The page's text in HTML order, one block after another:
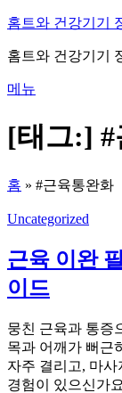
내
으
바
기
홈트와 건강기기
홈트와 건강기기
메뉴
[태그:]
홈 » #근육통완화
Uncategorized
근육 이완
이드
뭉친 근육과 통증
목과 어깨가 뻐근
자주 결리고, 마
경험이 있으신가